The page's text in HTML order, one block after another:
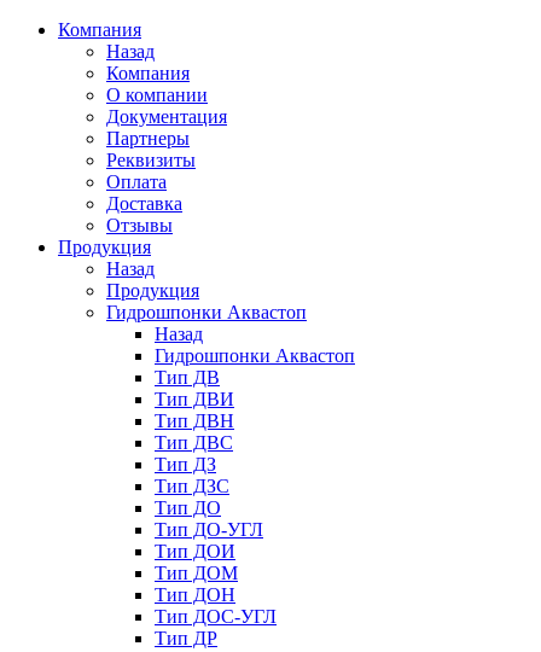
Компания
Назад
Компания
О компании
Документация
Партнеры
Реквизиты
Оплата
Доставка
Отзывы
Продукция
Назад
Продукция
Гидрошпонки Аквастоп
Назад
Гидрошпонки Аквастоп
Тип ДВ
Тип ДВИ
Тип ДВН
Тип ДВС
Тип ДЗ
Тип ДЗС
Тип ДО
Тип ДО-УГЛ
Тип ДОИ
Тип ДОМ
Тип ДОН
Тип ДОС-УГЛ
Тип ДР